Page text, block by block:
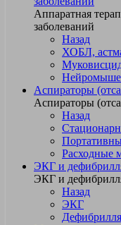
Аппаратная
заболеваний
Назад
ХОБЛ,
Аспираторы
Аспираторы
Назад
Расходные
ЭКГ и
ЭКГ и
Назад
ЭКГ